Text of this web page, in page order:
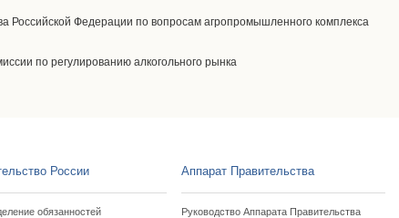
Российской Федерации по вопросам агропромышленного комплекса
по регулированию алкогольного рынка
России
обязанностей
Аппарат Правительства
Руководство Аппарата Правительства